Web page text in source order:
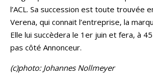
l’ACL. Sa succession est toute trouvée
Verena, qui connait l’entreprise, la
Elle lui succèdera le 1er juin et fera, à
pas côté Annonceur.
(c)photo: Johannes Nollmeyer